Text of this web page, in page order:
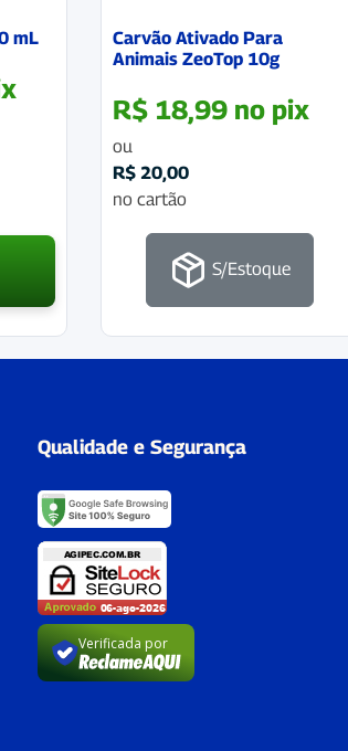
mL
Carvão Ativado Para
Animais ZeoTop 10g
R$18,99 no pix
ou
R$20,00
no cartão
S/Estoque
Qualidade e Segurança
Verificada por